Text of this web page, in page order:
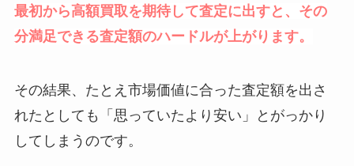
最初から高額買取を期待して査定に出すと、その
分満足できる査定額のハードルが上がります。
その結果、たとえ市場価値に合った査定額を出さ
れたとしても「思っていたより安い」とがっかり
してしまうのです。